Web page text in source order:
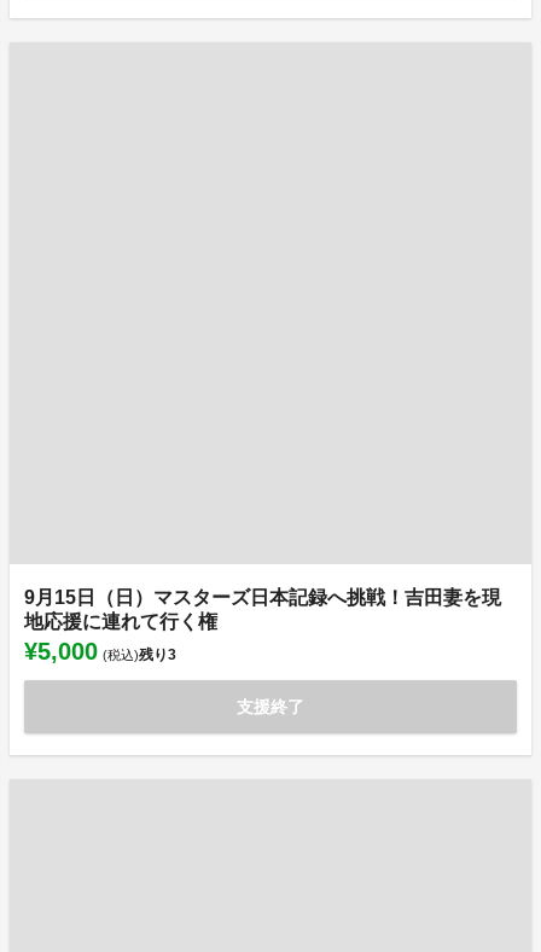
9月15日（日）マスターズ日本記録へ挑戦！吉田妻を現
地応援に連れて行く権
¥5,000 (税込)残り3
支援終了